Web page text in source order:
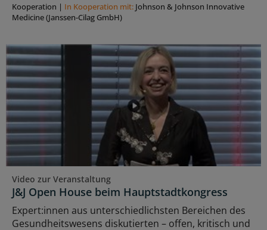
Kooperation | In Kooperation mit: Johnson & Johnson Innovative
Medicine (Janssen-Cilag GmbH)
Video zur Veranstaltung
J&J Open House beim Hauptstadtkongress
Expert:innen aus unterschiedlichsten Bereichen des
Gesundheitswesens diskutierten – offen, kritisch und